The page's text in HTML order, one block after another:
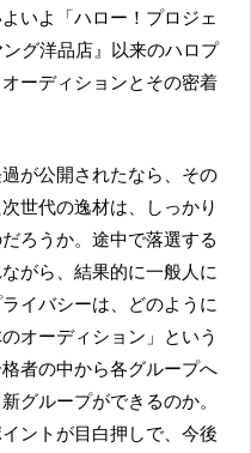
グ洋品店』以来のハロプ
ーディションとその密着
世代の逸材は、しっかり
ろうか。途中で落選する
がら、結果的に一般人に
イバシーは、どのように
オーディション」という
者の中から各グループへ
グループができるのか。
ントが目白押しで、今後